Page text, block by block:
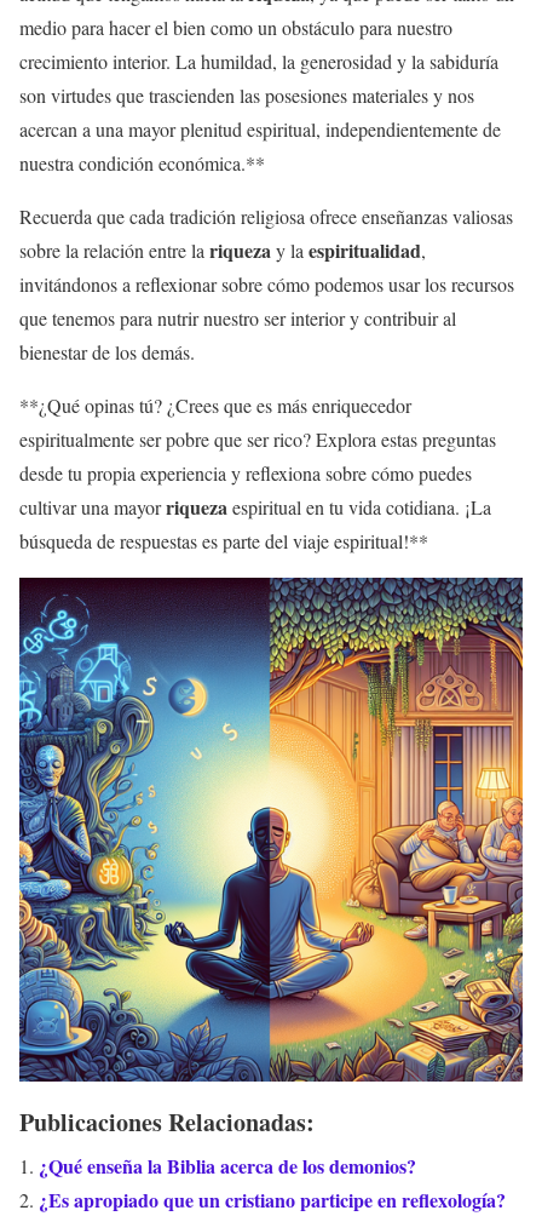
medio para hacer el bien como un obstáculo para nuestro
crecimiento interior. La humildad, la generosidad y la sabiduría
son virtudes que trascienden las posesiones materiales y nos
acercan a una mayor plenitud espiritual, independientemente de
nuestra condición económica.**
Recuerda que cada tradición religiosa ofrece enseñanzas valiosas
sobre la relación entre la riquezay la espiritualidad,
invitándonos a reflexionar sobre cómo podemos usar los recursos
que tenemos para nutrir nuestro ser interior y contribuir al
bienestar de los demás.
**¿Qué opinas tú? ¿Crees que es más enriquecedor
espiritualmente ser pobre que ser rico? Explora estas preguntas
desde tu propia experiencia y reflexiona sobre cómo puedes
cultivar una mayorriquezaespiritual en tu vida cotidiana. ¡La
búsqueda de respuestas es parte del viaje espiritual!**
Publicaciones Relacionadas:
¿Qué enseña la Biblia acerca de los demonios?
¿Es apropiado que un cristiano participe en reflexología?